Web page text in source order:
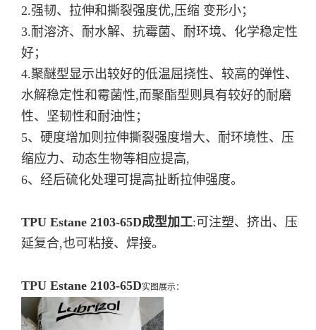
2.强韧、拉伸和撕裂强度优,压缩 变形小；
3.耐溶济、耐水解、抗霉菌、耐环境、化学稳定性
好；
4.聚醚型显示出较好的低温屈挠性、较高的弹性、
水解稳定性和霉菌性,而聚酯型则具有较好的耐磨
性、坚韧性和耐油性；
5、硬度增加则拉伸撕裂强度增大、耐环境性、压
缩应力、动态生物等相应提高,
6、经后硫化处理可提高扯断拉伸强度。
TPU Estane 2103-65D成型加工:可注塑、挤出、压
延复合,也可粘接、焊接。
TPU Estane 2103-65D实图展示：